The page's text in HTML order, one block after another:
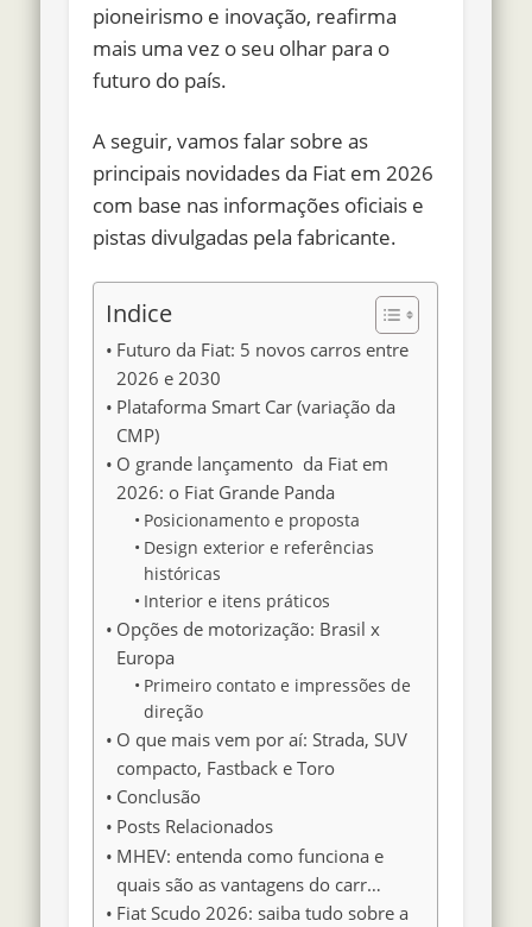
pioneirismo e inovação, reafirma
mais uma vez o seu olhar para o
futuro do país.
A seguir, vamos falar sobre as
principais novidades da Fiat em 2026
com base nas informações oficiais e
pistas divulgadas pela fabricante.
Indice
Futuro da Fiat: 5 novos carros entre
2026 e 2030
Plataforma Smart Car (variação da
CMP)
O grande lançamento da Fiat em
2026: o Fiat Grande Panda
Posicionamento e proposta
Design exterior e referências
históricas
Interior e itens práticos
Opções de motorização: Brasil x
Europa
Primeiro contato e impressões de
direção
O que mais vem por aí: Strada, SUV
compacto, Fastback e Toro
Conclusão
Posts Relacionados
MHEV: entenda como funciona e
quais são as vantagens do carr…
Fiat Scudo 2026: saiba tudo sobre a